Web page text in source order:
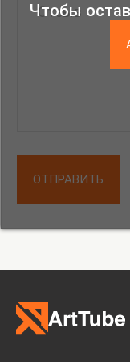
украшали
по замыслу
Митрофановой,
сценическое
отражающее
Снегурочки,
натиском
Чтобы
ОТПРАВИТЬ